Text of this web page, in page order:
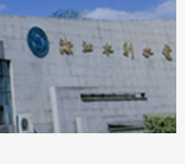
楼（武汉市江岸区三阳
22-29F）空气治理圆
成第...